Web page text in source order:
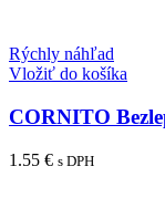
Rýchly náhľad
Vložiť do košíka
CORNITO
1.55 € s DPH